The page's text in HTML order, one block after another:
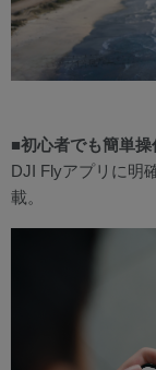
■初心者でも簡単操
DJI Flyアプリに明
載。